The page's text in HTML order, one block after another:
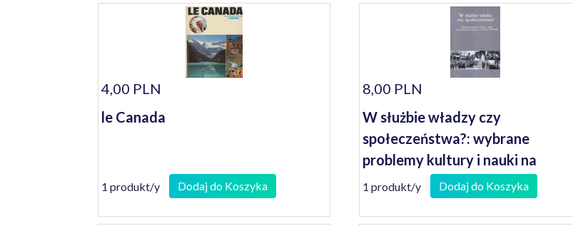
4,00 PLN
le Canada
1 produkt/y Dodaj do Koszyka
8,00 PLN
W służbie władzy czy
społeczeństwa?: wybrane
problemy kultury i nauki na
Środkowym Nadodrzu w latach
1945-1989
1 produkt/y Dodaj do Koszyka